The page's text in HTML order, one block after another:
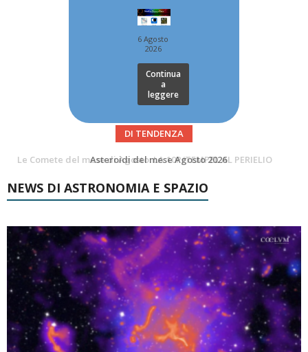
6 Agosto
2026
Continua
a
leggere
DI TENDENZA
Asteroidi del mese Agosto 2026
NEWS DI ASTRONOMIA E SPAZIO